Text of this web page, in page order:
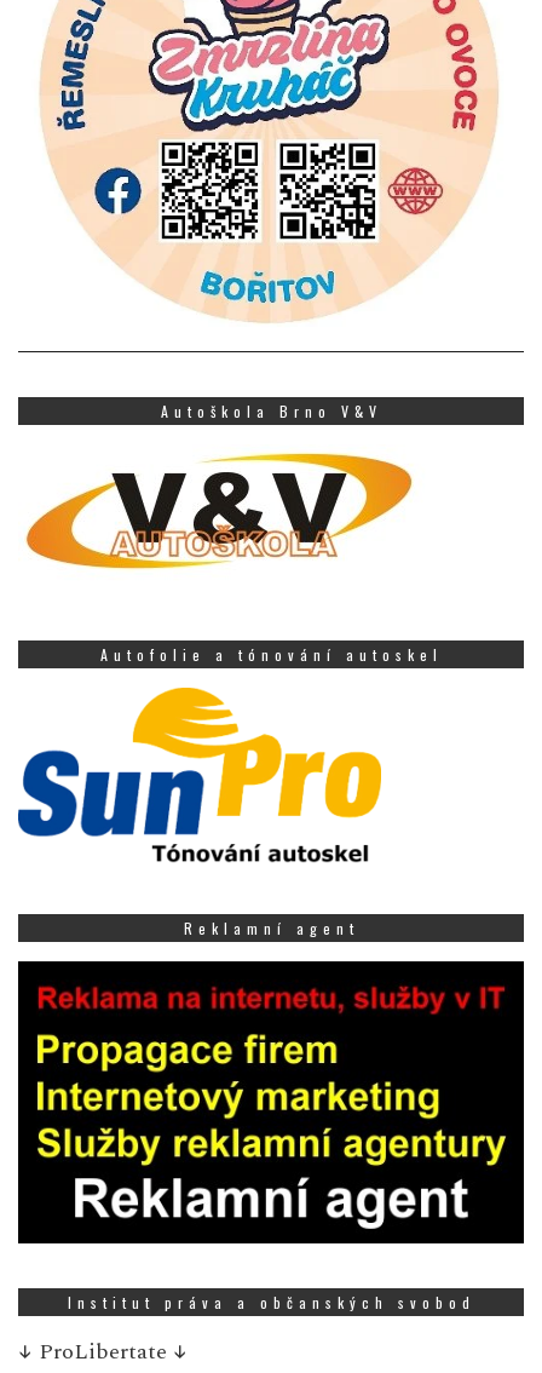
Autoškola Brno V&V
Autofolie a tónování autoskel
Reklamní agent
Institut práva a občanských svobod
↓ ProLibertate ↓